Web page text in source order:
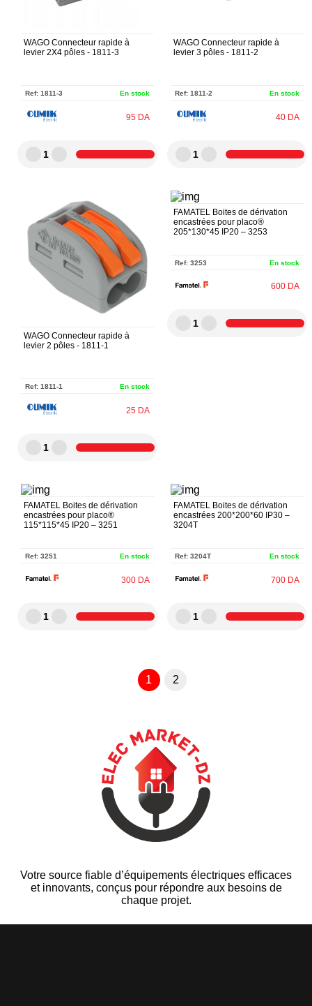
WAGO Connecteur rapide à
levier 2X4 pôles - 1811-3
Ref: 1811-3 En stock
95 DA
1
WAGO Connecteur rapide à
levier 3 pôles - 1811-2
Ref: 1811-2 En stock
40 DA
1
WAGO Connecteur rapide à
levier 2 pôles - 1811-1
Ref: 1811-1 En stock
25 DA
1
FAMATEL Boites de dérivation
encastrées pour placo®
205*130*45 IP20 – 3253
Ref: 3253 En stock
600 DA
1
FAMATEL Boites de dérivation
encastrées pour placo®
115*115*45 IP20 – 3251
Ref: 3251 En stock
300 DA
1
FAMATEL Boites de dérivation
encastrées 200*200*60 IP30 –
3204T
Ref: 3204T En stock
700 DA
1
1 2
Votre source fiable d’équipements électriques efficaces
et innovants, conçus pour répondre aux besoins de
chaque projet.